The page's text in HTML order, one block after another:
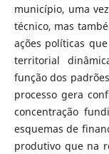
município, uma
técnico, mas
ações políticas
territorial
função dos
processo gera
concentração
esquemas de
produtivo que na